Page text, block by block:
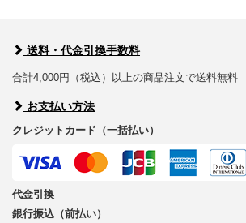
送料・代金引換手数料
合計4,000円（税込）以上の商品注文で送料無料
お支払い方法
クレジットカード（一括払い）
代金引換
銀行振込（前払い）